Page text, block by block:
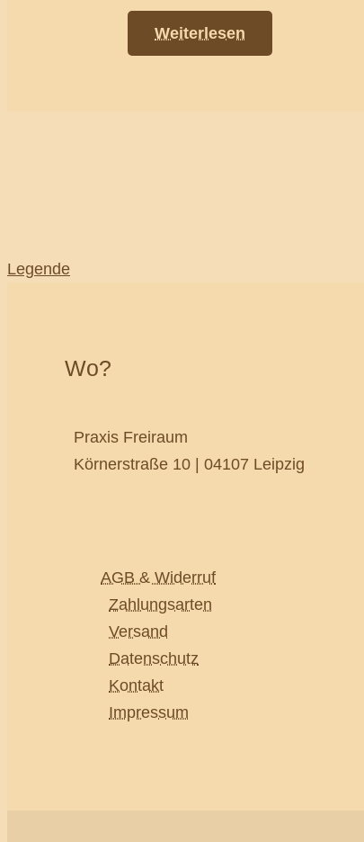
Weiterlesen
Legende
Wo?
Praxis Freiraum
Körnerstraße 10 | 04107 Leipzig
AGB & Widerruf
Zahlungsarten
Versand
Datenschutz
Kontakt
Impressum